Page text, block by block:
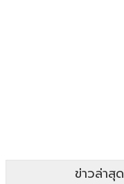
ข่าวล่าสุด